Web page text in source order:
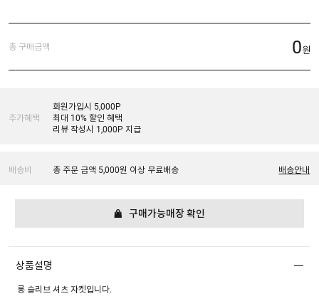
총 구매금액 0원
추가혜택
회원가입시 5,000P
최대 10% 할인 혜택
리뷰 작성시 1,000P 지급
배송비 총 주문 금액 5,000원 이상 무료배송 배송안내
구매가능매장 확인
상품설명
롱 슬리브 셔츠 자켓입니다.